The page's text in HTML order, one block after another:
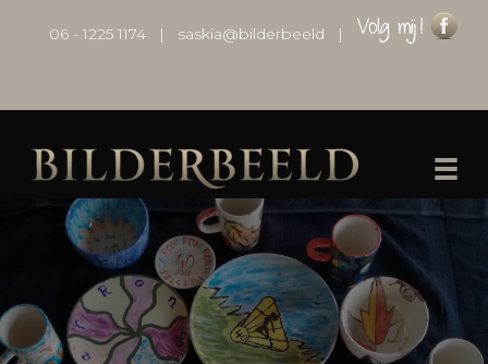
06 - 1225 1174 | saskia@bilderbeeld |